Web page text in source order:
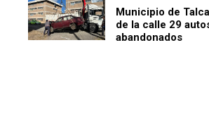
Municipio de
de la calle 29
abandonados